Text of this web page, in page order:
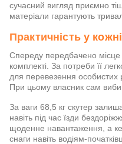
сучасний вигляд приємно
матеріали гарантують
Практичність у
Спереду передбачено
комплекті. За потреби її
для перевезення особистих
При цьому власник сам
За ваги 68,5 кг скутер
навіть під час їзди
щоденне навантаження, а
снаги навіть водіям-